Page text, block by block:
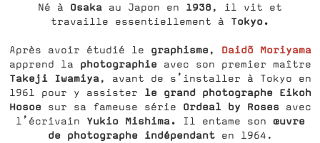
Né à Osaka au Japon en 1938, il vit et
travaille essentiellement à Tokyo.
Après avoir étudié le graphisme, Daidõ Moriyama
apprend la photographieavec son premier maître
Takeji Iwamiya, avant de s’installer à Tokyo en
1961 pour y assister le grand photographe Eikoh
Hosoe
sur sa fameuse série Ordeal by Roses
avec
l’écrivain Yukio Mishima. Il entame son œuvre
de photographe indépendanten 1964.